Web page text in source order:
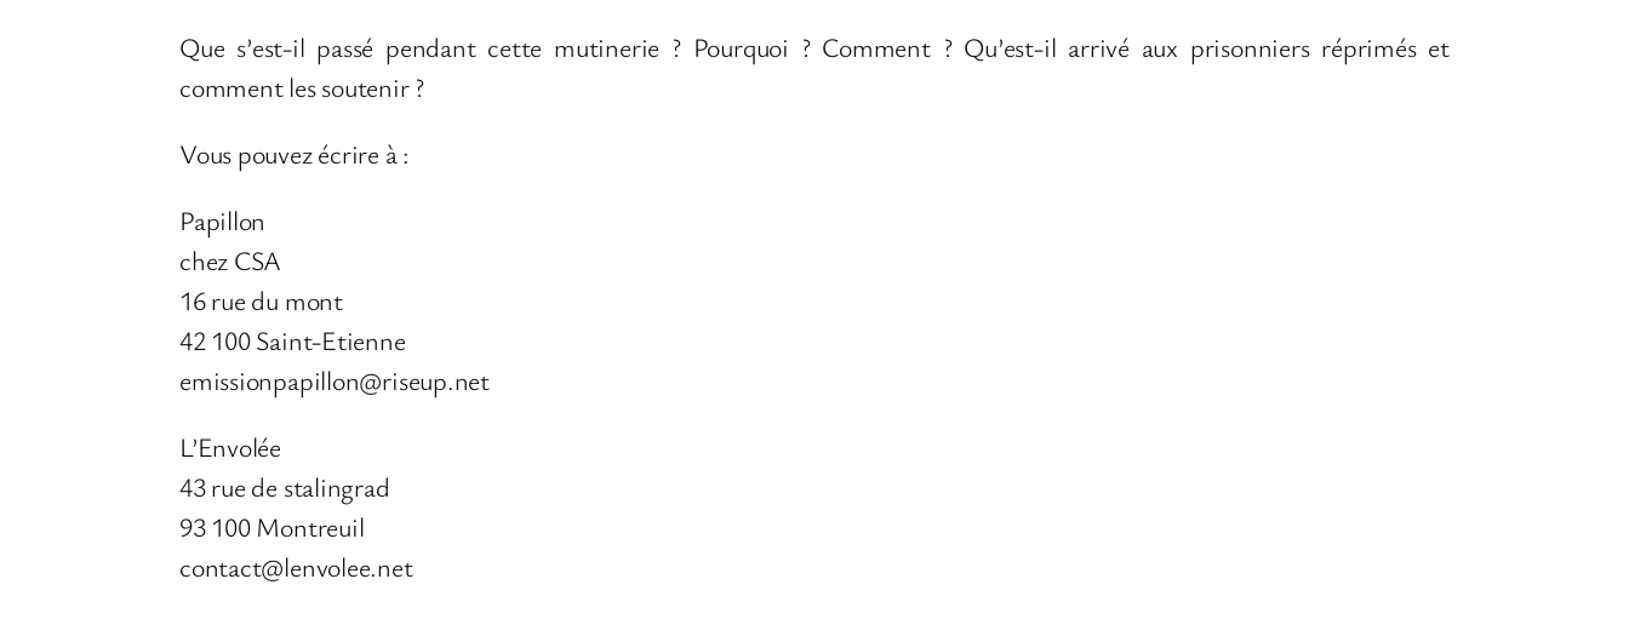
Que s’est-il passé pendant cette mutinerie ? Pourquoi ? Comment ? Qu’est-il arrivé aux prisonniers réprimés et
comment les soutenir ?
Vous pouvez écrire à :
Papillon
chez CSA
16 rue du mont
42 100 Saint-Etienne
emissionpapillon@riseup.net
L’Envolée
43 rue de stalingrad
93 100 Montreuil
contact@lenvolee.net